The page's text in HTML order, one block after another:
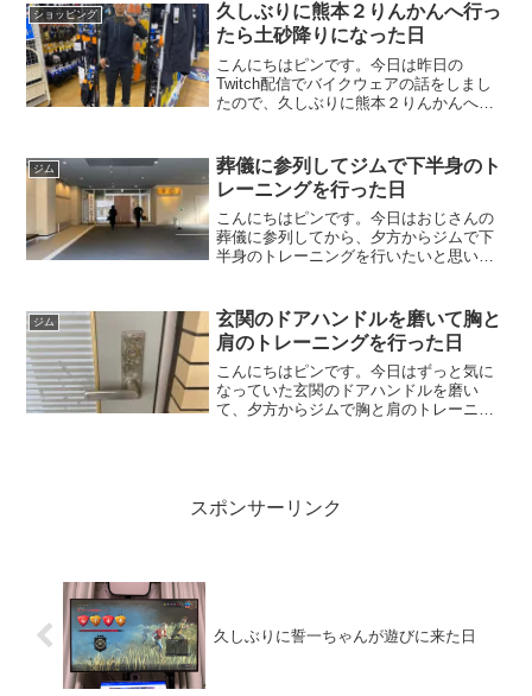
ショッピング
久しぶりに熊本２りんかんへ行っ
たら土砂降りになった日
こんにちはピンです。今日は昨日の
Twitch配信でバイクウェアの話をしまし
たので、久しぶりに熊本２りんかんへ行
ジム
葬儀に参列してジムで下半身のト
レーニングを行った日
こんにちはピンです。今日はおじさんの
葬儀に参列してから、夕方からジムで下
半身のトレーニングを行いたいと思いま
ジム
玄関のドアハンドルを磨いて胸と
肩のトレーニングを行った日
こんにちはピンです。今日はずっと気に
なっていた玄関のドアハンドルを磨い
て、夕方からジムで胸と肩のトレーニン
スポンサーリンク
久しぶりに誓一ちゃんが遊びに来た日